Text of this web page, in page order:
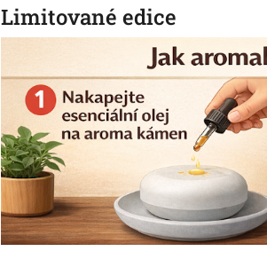
Limitované edice